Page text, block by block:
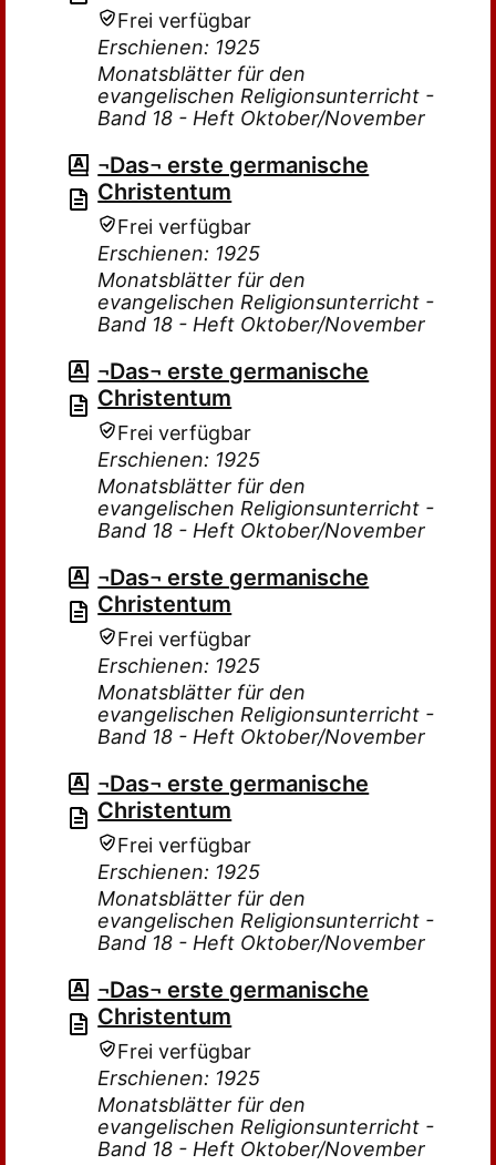
Frei verfügbar
Erschienen: 1925
Monatsblätter für den
evangelischen Religionsunterricht -
Band 18 - Heft Oktober/November
¬Das¬ erste germanische
Christentum
Frei verfügbar
Erschienen: 1925
Monatsblätter für den
evangelischen Religionsunterricht -
Band 18 - Heft Oktober/November
¬Das¬ erste germanische
Christentum
Frei verfügbar
Erschienen: 1925
Monatsblätter für den
evangelischen Religionsunterricht -
Band 18 - Heft Oktober/November
¬Das¬ erste germanische
Christentum
Frei verfügbar
Erschienen: 1925
Monatsblätter für den
evangelischen Religionsunterricht -
Band 18 - Heft Oktober/November
¬Das¬ erste germanische
Christentum
Frei verfügbar
Erschienen: 1925
Monatsblätter für den
evangelischen Religionsunterricht -
Band 18 - Heft Oktober/November
¬Das¬ erste germanische
Christentum
Frei verfügbar
Erschienen: 1925
Monatsblätter für den
evangelischen Religionsunterricht -
Band 18 - Heft Oktober/November